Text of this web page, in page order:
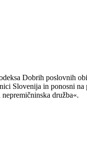
Dobrih poslovnih
Slovenija in ponosni
družba«.